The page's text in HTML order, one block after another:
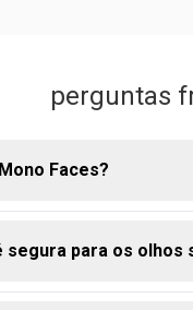
perguntas
Faces?
com um pincel,
segura para os olhos